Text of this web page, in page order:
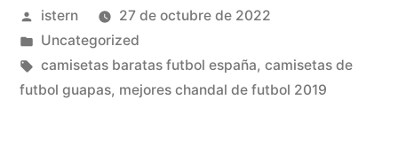
Publicado
por
istern
27 de octubre de 2022
Publicado
en
Uncategorized
Etiquetas:
camisetas baratas futbol españa, camisetas de
futbol guapas, mejores chandal de futbol 2019